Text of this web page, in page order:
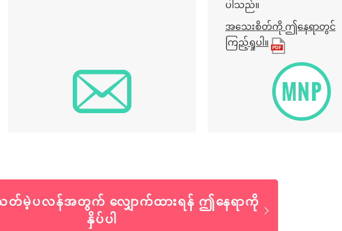
ပါသည်။
အသေးစိတ်ကို ဤနေရာတွင်
ကြည့်ရှုပါ။
မဲ့ပလန်အတွက် လျှောက်ထားရန် ဤနေရာကို
နှိပ်ပါ